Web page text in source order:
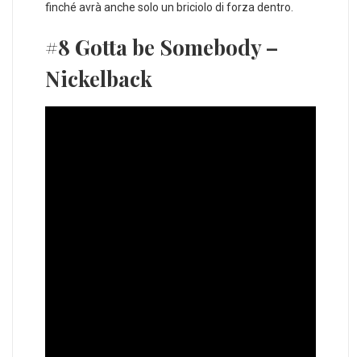
finché avrà anche solo un briciolo di forza dentro.
#8 Gotta be Somebody –
Nickelback